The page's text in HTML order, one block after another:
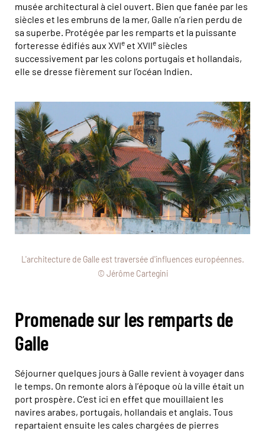
musée architectural à ciel ouvert. Bien que fanée par les
siècles et les embruns de la mer, Galle n’a rien perdu de
sa superbe. Protégée par les remparts et la puissante
forteresse édifiés aux XVIe et XVIIe siècles
successivement par les colons portugais et hollandais,
elle se dresse fièrement sur l’océan Indien.
L'architecture de Galle est traversée d'influences européennes.
© Jérôme Cartegini
Promenade sur les remparts de
Galle
Séjourner quelques jours à Galle revient à voyager dans
le temps. On remonte alors à l’époque où la ville était un
port prospère. C’est ici en effet que mouillaient les
navires arabes, portugais, hollandais et anglais. Tous
repartaient ensuite les cales chargées de pierres